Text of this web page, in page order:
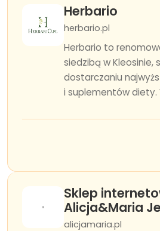
Herbario
herbario.pl
Herbario to
siedzibą w Kleosinie,
dostarczaniu
i suplementów diety.
Sklep
Alicja&Maria
alicjamaria.pl